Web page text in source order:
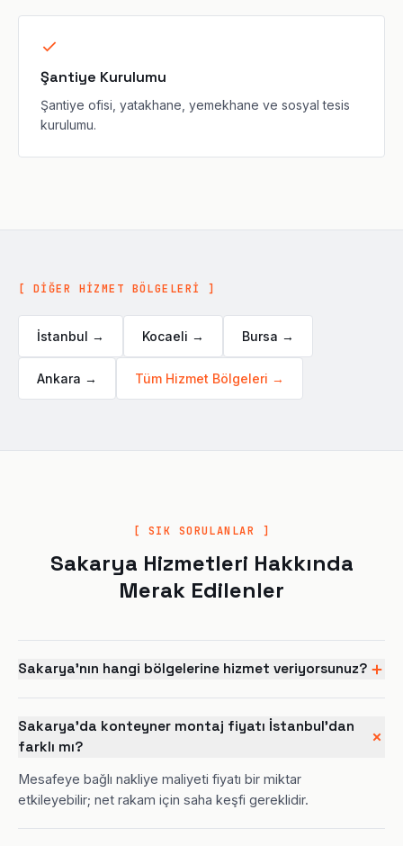
Şantiye Kurulumu
Şantiye ofisi, yatakhane, yemekhane ve sosyal tesis
kurulumu.
[ DİĞER HİZMET BÖLGELERİ ]
İstanbul → Kocaeli → Bursa →
Ankara → Tüm Hizmet Bölgeleri →
[ SIK SORULANLAR ]
Sakarya Hizmetleri Hakkında
Merak Edilenler
Sakarya'nın hangi bölgelerine hizmet veriyorsunuz?
Sakarya'da konteyner montaj fiyatı İstanbul'dan
farklı mı?
Mesafeye bağlı nakliye maliyeti fiyatı bir miktar
etkileyebilir; net rakam için saha keşfi gereklidir.